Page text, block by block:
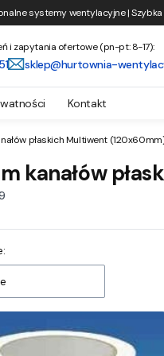
systemy wentylacyjne |
i zapytania ofertowe (pn-pt: 8-17):
sklep@hurtownia-
Kontakt
płaskich Multiwent
kanałów